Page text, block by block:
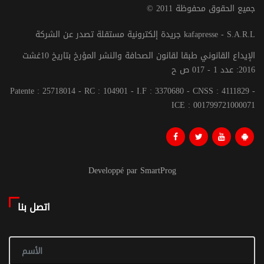
© جميع الحقوق محفوظة 2011
جريدة إلكترونية مستقلة تصدر عن الشركة kafapresse - S.A.R.L
الإيداع القانوني طبقا لقانون الصحافة والنشر المؤرخ بتاريخ 10غشت
2016: عدد 1 - 017 ص ح
Patente : 25718014 - RC : 104901 - I.F : 3370680 - CNSS : 4111829 -
ICE : 001799721000071
Developpé par SmartProg
اتصل بنا